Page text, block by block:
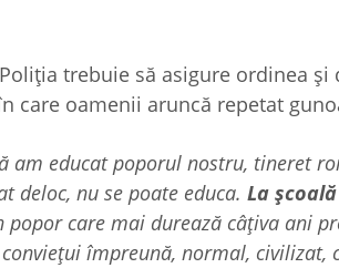
trebuie să asigure ordinea
care oamenii aruncă repetat
am educat poporul nostru, tineret
deloc, nu se poate educa. La
popor care mai durează câțiva ani
împreună, normal, civilizat,